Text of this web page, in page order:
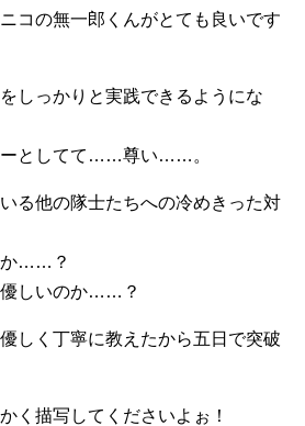
コの無一郎くんがとても良いです
しっかりと実践できるようにな
ーとしてて……尊い……。
る他の隊士たちへの冷めきった対
か……？
優しいのか……？
しく丁寧に教えたから五日で突破
く描写してくださいよぉ！